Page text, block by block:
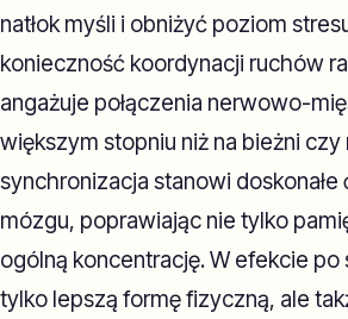
natłok myśli i obniżyć poziom
konieczność koordynacji ruchów
angażuje połączenia nerwowo-
większym stopniu niż na bieżni czy
synchronizacja stanowi
mózgu, poprawiając nie tylko
ogólną koncentrację. W efekcie po
tylko lepszą formę fizyczną, ale